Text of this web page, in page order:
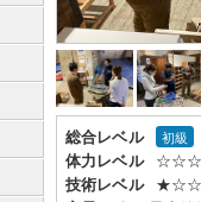
総合レベル 初級
体力レベル
技術レベル